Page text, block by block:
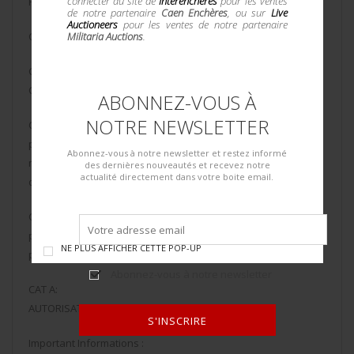
de notre partenaire Caen Enchères, ou sur Live
Auctioneerspour les ventes de notre partenaire
Militaria Auctions.
ABONNEZ-VOUS À
NOTRE NEWSLETTER
Abonnez-vous à notre newsletter et restez informé
des dernières nouveautés et recevez notre
actualité directement dans votre boite email.
S'INSCRIRE
NE PLUS AFFICHER CETTE POP-UP
CAT D : pièce d’identité à jours (CNI, passeport)
CAT C9: (arme neutralisée)
Certificat médical de moins d’un mois, pièce d’identité
CAT C1°a ; C1°b ;C1°c:
pièce d’identité , licence de tir de l’année avec validation du
médecin ou permis de chasse avec validation de l’année ou
de l’année précédente , licence de Ball trap
CAT B:
pièce d’identité , autorisation d’acquisition et de détention
préfectorale vierge datant de moins de 6 mois
CAT A:
AUTORISATION MINISTERIELLE de catégorie A
Important Informations :